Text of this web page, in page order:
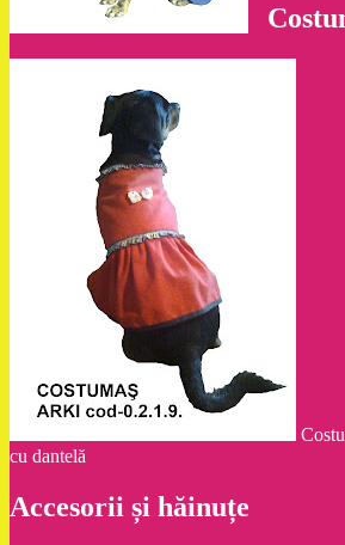
cu dantelă
Accesorii și hăinuțe